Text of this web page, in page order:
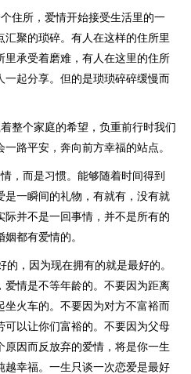
住所，爱情开始接受生活里的一
聚的琐碎。有人在这样的住所里
承受着磨难，有人在这里的住所
一起分享。但的是琐琐碎碎缓慢而
整个家庭的希望，负重前行时我们
路平安，奔向前方幸福的站点。
，而是习惯。能够随着时间得到
是一瞬间的礼物，有就有，没有就
并不是一回事情，并不是所有的
都有爱情的。
，因为现在拥有的就是最好的。
情是不等年龄的。不要因为距离
坐火车的。不要因为对方不富裕而
以让你们富裕的。不要因为父母
原因而反放弃的爱情，将是你一生
越幸福。一生只谈一次恋爱是最好